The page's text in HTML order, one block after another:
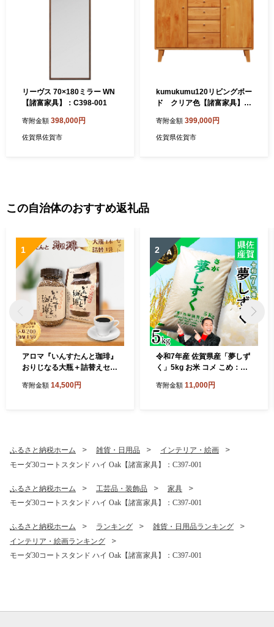
リーヴス 70×180ミラー WN
【諸富家具】：C398-001
寄附金額 398,000円
佐賀県佐賀市
kumukumu120リビングボー
ド クリア色【諸富家具】：
寄附金額 399,000円
佐賀県佐賀市
この自治体のおすすめ返礼品
1
アロマ『いんすたんと珈琲』
おりじなる大瓶＋詰替えセッ
琲 飲料 アロマ珈琲 佐賀県 佐
寄附金額 14,500円
2
令和7年産 佐賀県産「夢しず
く」5kg お米 コメ こめ：B1
寄附金額 11,000円
ふるさと納税ホーム 雑貨・日用品
インテリア・絵画
モーダ30コートスタンド ハイ Oak【諸富家具】：C397-001
ふるさと納税ホーム 工芸品・装飾品
家具
モーダ30コートスタンド ハイ Oak【諸富家具】：C397-001
ふるさと納税ホーム ランキング
雑貨・日用品ランキング
インテリア・絵画ランキング
モーダ30コートスタンド ハイ Oak【諸富家具】：C397-001